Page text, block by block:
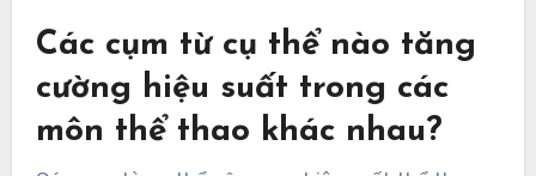
Các cụm từ cụ thể nào tăng
cường hiệu suất trong các
môn thể thao khác nhau?